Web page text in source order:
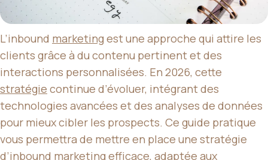
L’inbound marketingest une approche qui attire les
clients grâce à du contenu pertinent et des
interactions personnalisées. En 2026, cette
stratégie continue d’évoluer, intégrant des
technologies avancées et des analyses de données
pour mieux cibler les prospects. Ce guide pratique
vous permettra de mettre en place une stratégie
d’inbound marketing efficace, adaptée aux